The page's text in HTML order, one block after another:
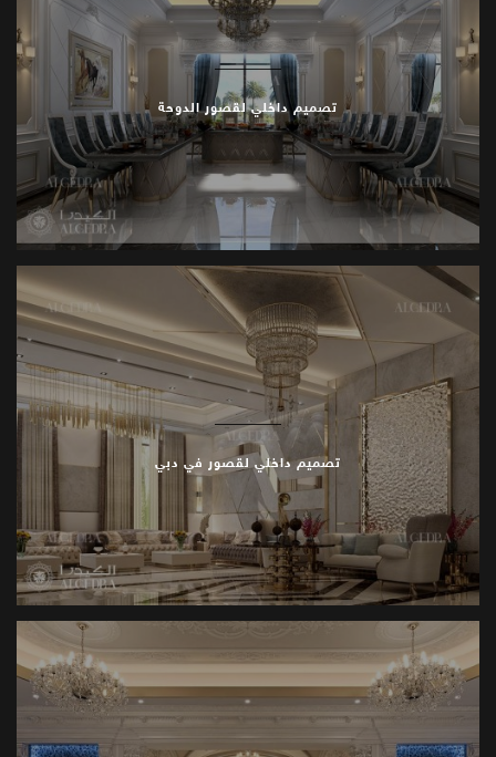
ومراحل، لضمان سير المشروع بسلاسة .
التصميم المفهومي
العملاء يمكنهم مراجعة تصميم الشاتوهات ثلاثية
الأبعاد،
مخططات القصور، والرسومات التفصيلية لتطوير المساحات
قبل
بدء التنفيذ
الإشراف على البناء
فرق متمرسة تشرف على العمل للحفاظ معايير
بناء
القصور،
ودقة التصميم، وجودة المواد .
مواقع عملنا
تكمل الكيدرا مشاريعها في دبي، أبوظبي، إسطنبول،
والدوحة.كل موقع يحصل على تصاميم تراعي
مع الحفاظ على الأسلوب والفخامة المتوقعة من القصور
والشاتوهات الفاخرة .
ابدأ رؤيتك
كل قصر، شاتوه، أو فيلا هو تعبير فريد عن الذوق الشخصي
وأسلوب الحياة.تعمل الكيدرا بشكل وثيق مع العملاء لإنشاء
راقية، تجمع بين واجهات القصور،
تصميم داخلي لقصور الدوحة
تصميم داخلي لقصور في دبي